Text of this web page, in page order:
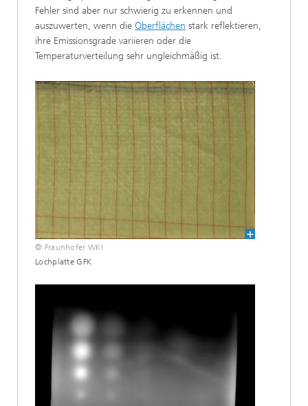
Fehler sind aber nur schwierig zu erkennen und
auszuwerten, wenn die Oberflächen stark reflektieren,
ihre Emissionsgrade variieren oder die
Temperaturverteilung sehr ungleichmäßig ist.
© Fraunhofer WKI
Lochplatte GFK